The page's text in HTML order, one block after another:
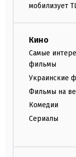
мобилизует
Кино
Самые
фильмы
Украинские
Фильмы на
Комедии
Сериалы